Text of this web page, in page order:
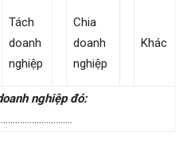
Tách
doanh
nghiệp
Chia
doanh
nghiệp
Khác
nghiệp đó: